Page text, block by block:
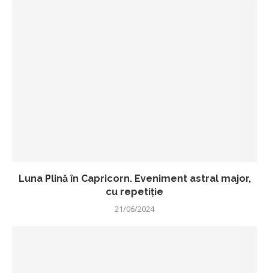
Luna Plină în Capricorn. Eveniment astral major,
cu repetiție
21/06/2024